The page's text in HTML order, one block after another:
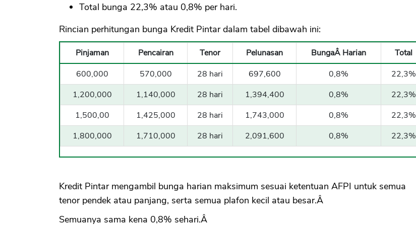
Total bunga 22,3% atau 0,8% per hari.
Rincian perhitungan bunga Kredit Pintar dalam tabel dibawah ini:
Pinjaman Pencairan Tenor Pelunasan BungaÂ Harian
Total
600,000
570,000 28 hari 697,600 0,8%
22,3%
1,200,000
1,140,000 28 hari 1,394,400 0,8%
22,3%
1,500,00
1,425,000 28 hari 1,743,000 0,8%
22,3%
1,800,000
1,710,000 28 hari 2,091,600 0,8% 22,3%
Kredit Pintar mengambil bunga harian maksimum sesuai ketentuan AFPI untuk semua
tenor pendek atau panjang, serta semua plafon kecil atau besar.Â
Semuanya sama kena 0,8% sehari.Â